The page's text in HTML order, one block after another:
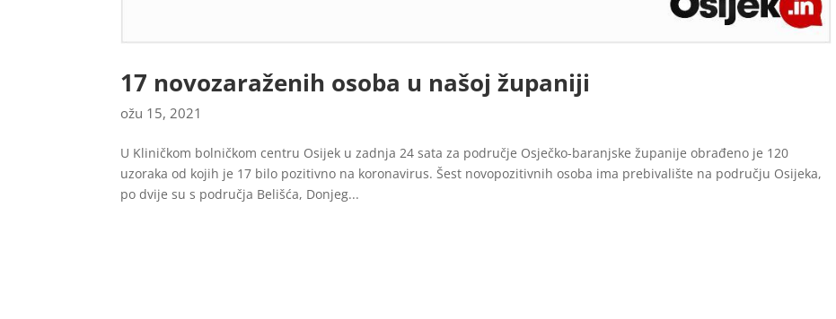
17 novozaraženih osoba u našoj županiji
ožu 15, 2021
U Kliničkom bolničkom centru Osijek u zadnja 24 sata za područje Osječko-baranjske županije obrađeno je 120
uzoraka od kojih je 17 bilo pozitivno na koronavirus. Šest novopozitivnih osoba ima prebivalište na području Osijeka,
po dvije su s područja Belišća, Donjeg...